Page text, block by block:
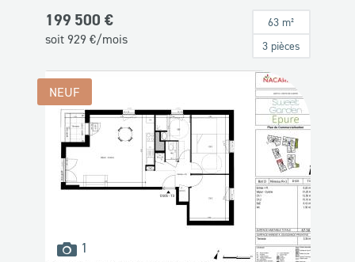
199 500 €
soit 929€/mois
63 m²
3 pièces
1
NEUF